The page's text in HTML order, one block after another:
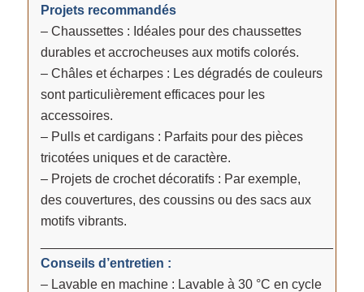
Projets recommandés
– Chaussettes : Idéales pour des chaussettes
durables et accrocheuses aux motifs colorés.
– Châles et écharpes : Les dégradés de couleurs
sont particulièrement efficaces pour les
accessoires.
– Pulls et cardigans : Parfaits pour des pièces
tricotées uniques et de caractère.
– Projets de crochet décoratifs : Par exemple,
des couvertures, des coussins ou des sacs aux
motifs vibrants.
Conseils d’entretien :
– Lavable en machine : Lavable à 30 °C en cycle